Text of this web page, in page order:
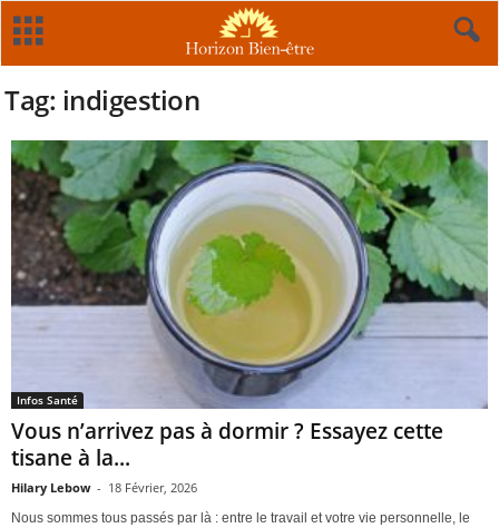
Tag: indigestion
Infos Santé
Vous n’arrivez pas à dormir ? Essayez cette
tisane à la...
Hilary Lebow - 18 Février, 2026
Nous sommes tous passés par là : entre le travail et votre vie personnelle, le